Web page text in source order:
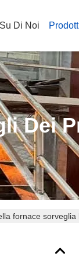
Su Di Noi
Dei
fornace